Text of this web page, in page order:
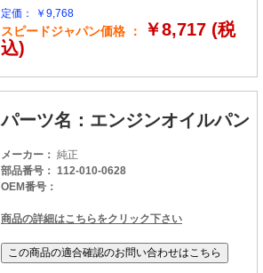
定価： ￥9,768
スピードジャパン価格 ：
￥8,717 (税
込)
パーツ名：エンジンオイルパン
メーカー： 純正
部品番号： 112-010-0628
OEM番号：
商品の詳細はこちらをクリック下さい